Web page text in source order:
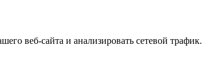
веб-сайта и анализировать сетевой трафик.